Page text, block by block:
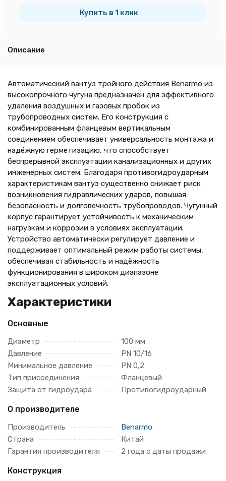
Купить в 1 клик
Описание
Автоматический вантуз тройного действия Benarmo из
высокопрочного чугуна предназначен для эффективного
удаления воздушных и газовых пробок из
трубопроводных систем. Его конструкция с
комбинированным фланцевым вертикальным
соединением обеспечивает универсальность монтажа и
надёжную герметизацию, что способствует
беспрерывной эксплуатации канализационных и других
инженерных систем. Благодаря противогидроударным
характеристикам вантуз существенно снижает риск
возникновения гидравлических ударов, повышая
безопасность и долговечность трубопроводов. Чугунный
корпус гарантирует устойчивость к механическим
нагрузкам и коррозии в условиях эксплуатации.
Устройство автоматически регулирует давление и
поддерживает оптимальный режим работы системы,
обеспечивая стабильность и надёжность
функционирования в широком диапазоне
эксплуатационных условий.
Характеристики
Основные
Диаметр
100 мм
Давление
PN 10/16
Минимальное давление
PN 0,2
Тип присоединения
Фланцевый
Защита от гидроудара
Противогидроударный
О производителе
Производитель
Benarmo
Страна
Китай
Гарантия производителя
2 года с даты продажи
Конструкция